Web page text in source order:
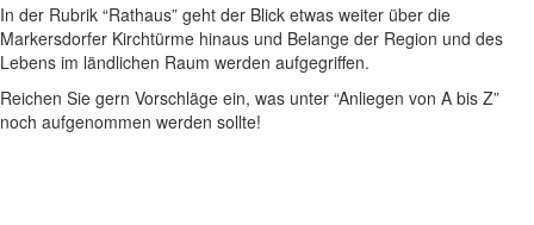
In der Rubrik “Rathaus” geht der Blick etwas weiter über die
Markersdorfer Kirchtürme hinaus und Belange der Region und des
Lebens im ländlichen Raum werden aufgegriffen.
Reichen Sie gern Vorschläge ein, was unter “Anliegen von A bis Z”
noch aufgenommen werden sollte!